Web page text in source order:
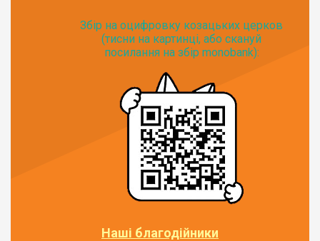
Збір на оцифровку козацьких церков
(тисни на картинці, або скануй
посилання на збір monobank):
Наші благодійники